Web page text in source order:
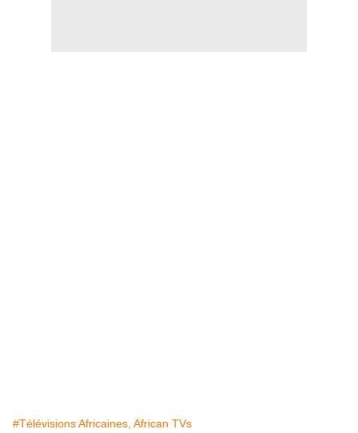
#Télévisions Africaines, African TVs